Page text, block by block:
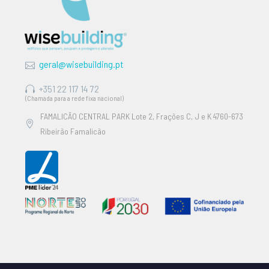
geral@wisebuilding.pt
+351 22 117 14 72
(Chamada para a rede fixa nacional)
FAMALICÃO CENTRAL PARK Lote 2, Frações C, J e K 4760-673
Ribeirão Famalicão